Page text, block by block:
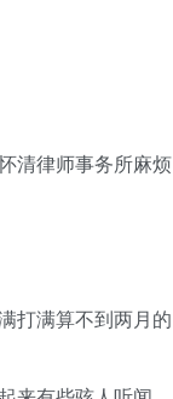
清律师事务所麻烦
打满算不到两月的